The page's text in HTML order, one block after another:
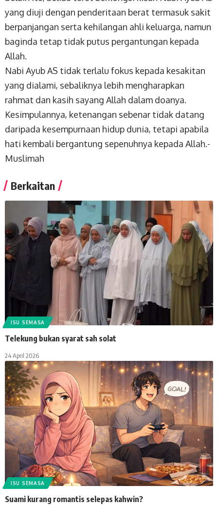
yang diuji dengan penderitaan berat termasuk sakit
berpanjangan serta kehilangan ahli keluarga, namun
baginda tetap tidak putus pergantungan kepada
Allah.
Nabi Ayub AS tidak terlalu fokus kepada kesakitan
yang dialami, sebaliknya lebih mengharapkan
rahmat dan kasih sayang Allah dalam doanya.
Kesimpulannya, ketenangan sebenar tidak datang
daripada kesempurnaan hidup dunia, tetapi apabila
hati kembali bergantung sepenuhnya kepada Allah.-
Muslimah
Berkaitan
ISU SEMASA
Telekung bukan syarat sah solat
24 April 2026
ISU SEMASA
Suami kurang romantis selepas kahwin?